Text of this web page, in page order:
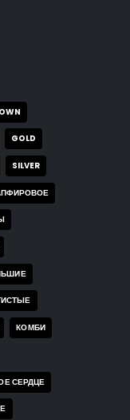
GOLD
SILVER
КОМБИ
СЕРДЦЕ